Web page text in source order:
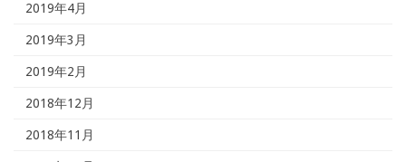
2019年4月
2019年3月
2019年2月
2018年12月
2018年11月